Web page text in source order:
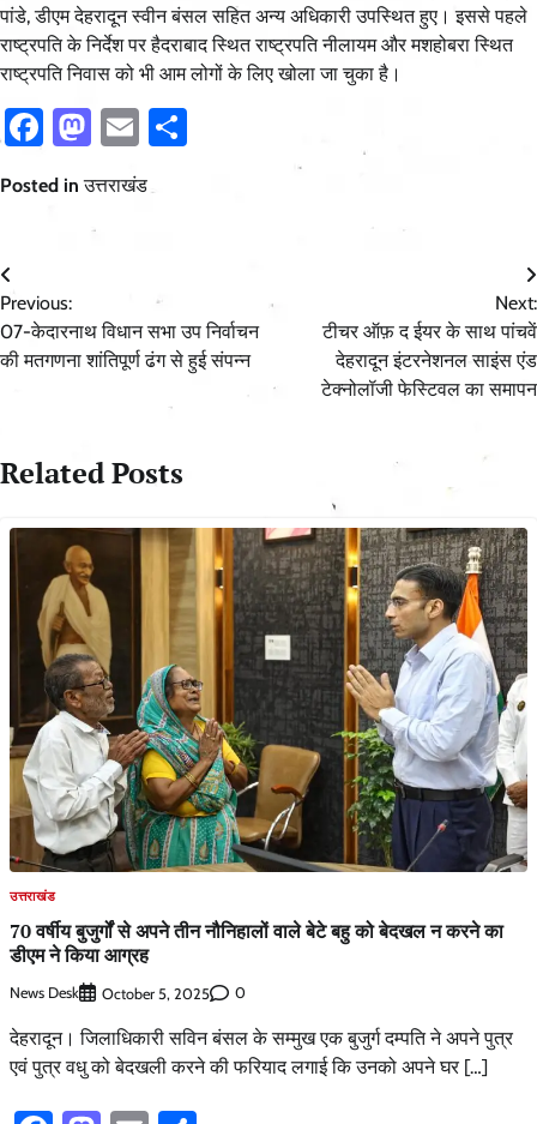
पांडे, डीएम देहरादून स्वीन बंसल सहित अन्य अधिकारी उपस्थित हुए। इससे पहले
राष्ट्रपति के निर्देश पर हैदराबाद स्थित राष्ट्रपति नीलायम और मशहोबरा स्थित
राष्ट्रपति निवास को भी आम लोगों के लिए खोला जा चुका है।
Facebook
Mastodon
Email
Posted inउत्तराखंड
Post
navigation
Previous:
07-केदारनाथ विधान सभा उप निर्वाचन
की मतगणना शांतिपूर्ण ढंग से हुई संपन्न
Next:
टीचर ऑफ़ द ईयर के साथ पांचवें
देहरादून इंटरनेशनल साइंस एंड
टेक्नोलॉजी फेस्टिवल का समापन
Related Posts
उत्तराखंड
70 वर्षीय बुजुर्गों से अपने तीन नौनिहालों वाले बेटे बहु को बेदखल न करने का
डीएम ने किया आग्रह
News Desk October 5, 2025 0
देहरादून। जिलाधिकारी सविन बंसल के सम्मुख एक बुजुर्ग दम्पति ने अपने पुत्र
एवं पुत्र वधु को बेदखली करने की फरियाद लगाई कि उनको अपने घर […]